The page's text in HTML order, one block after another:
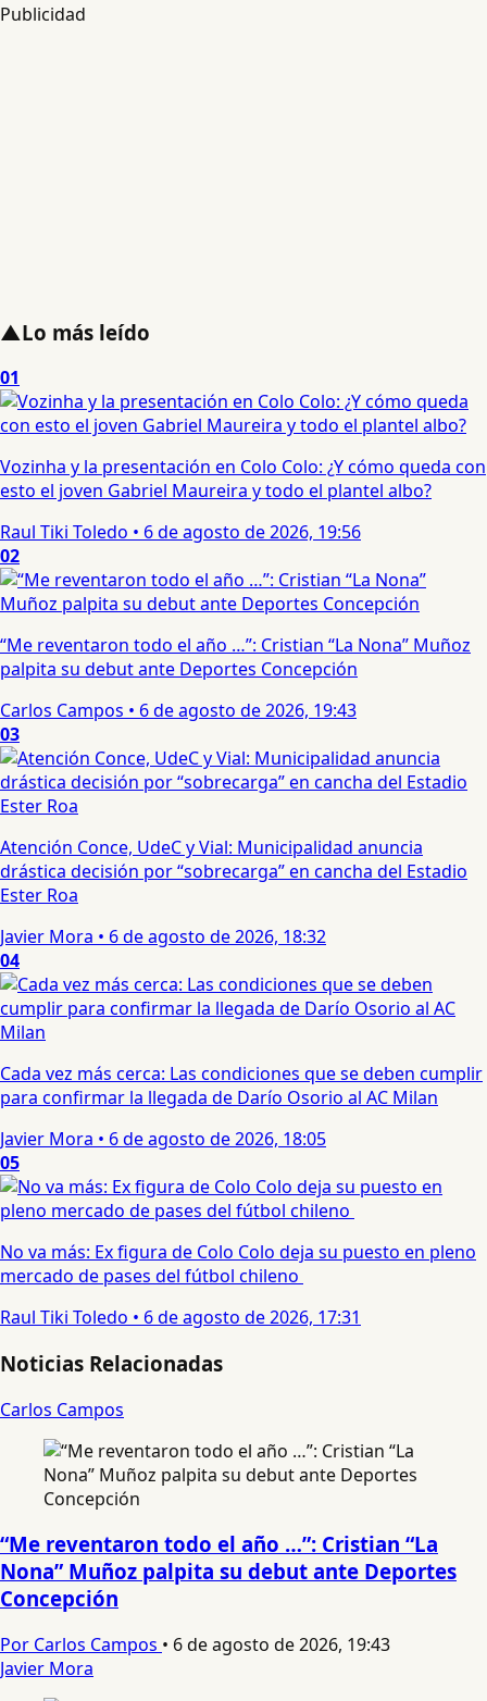
Publicidad
▲Lo más leído
01
Vozinha y la presentación en Colo Colo: ¿Y cómo queda con
esto el joven Gabriel Maureira y todo el plantel albo?
Raul Tiki Toledo • 6 de agosto de 2026, 19:56
02
“Me reventaron todo el año …”: Cristian “La Nona” Muñoz
palpita su debut ante Deportes Concepción
Carlos Campos • 6 de agosto de 2026, 19:43
03
Atención Conce, UdeC y Vial: Municipalidad anuncia
drástica decisión por “sobrecarga” en cancha del Estadio
Ester Roa
Javier Mora • 6 de agosto de 2026, 18:32
04
Cada vez más cerca: Las condiciones que se deben cumplir
para confirmar la llegada de Darío Osorio al AC Milan
Javier Mora • 6 de agosto de 2026, 18:05
05
No va más: Ex figura de Colo Colo deja su puesto en pleno
mercado de pases del fútbol chileno
Raul Tiki Toledo • 6 de agosto de 2026, 17:31
Noticias Relacionadas
Carlos Campos
“Me reventaron todo el año …”: Cristian “La
Nona” Muñoz palpita su debut ante Deportes
Concepción
Por Carlos Campos • 6 de agosto de 2026, 19:43
Javier Mora